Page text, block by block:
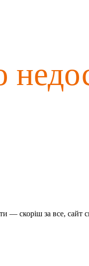
— скоріш за все, сайт